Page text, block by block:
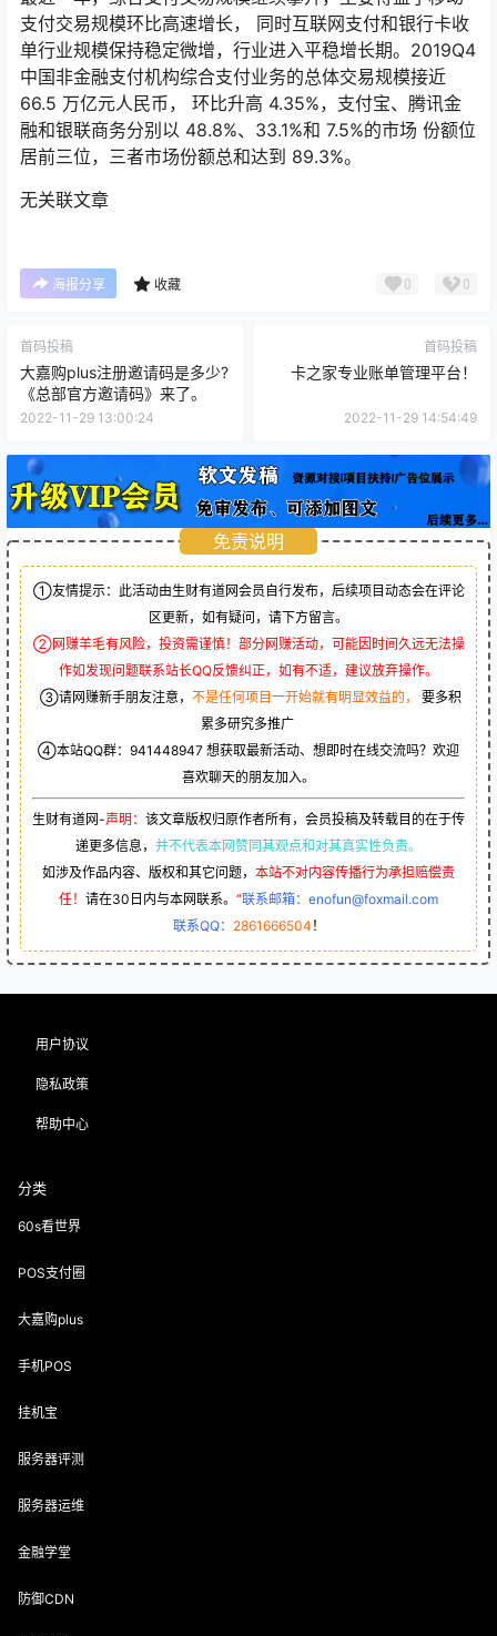
支付交易规模环比高速增长， 同时互联网支付和银行卡收
单行业规模保持稳定微增，行业进入平稳增长期。2019Q4
中国非金融支付机构综合支付业务的总体交易规模接近
66.5 万亿元人民币， 环比升高 4.35%，支付宝、腾讯金
融和银联商务分别以 48.8%、33.1%和 7.5%的市场 份额位
居前三位，三者市场份额总和达到 89.3%。
无关联文章
海报分享 收藏 0 0
首码投稿
大嘉购plus注册邀请码是多少?
《总部官方邀请码》来了。
2022-11-29 13:00:24
首码投稿
卡之家专业账单管理平台！
2022-11-29 14:54:49
免责说明
①友情提示：此活动由生财有道网会员自行发布，后续项目动态会在评论
区更新，如有疑问，请下方留言。
②网赚羊毛有风险，投资需谨慎！部分网赚活动，可能因时间久远无法操
作如发现问题联系站长QQ反馈纠正，如有不适，建议放弃操作。
③请网赚新手朋友注意， 不是任何项目一开始就有明显效益的，
要多积
累多研究多推广
④本站QQ群： 941448947 想获取最新活动、想即时在线交流吗？欢迎
喜欢聊天的朋友加入。
生财有道网-声明： 该文章版权归原作者所有，会员投稿及转载目的在于传
递更多信息， 并不代表本网赞同其观点和对其真实性负责。
如涉及作品内容、版权和其它问题， 本站不对内容传播行为承担赔偿责
任！ 请在30日内与本网联系。 “联系邮箱：enofun@foxmail.com
联系QQ： 2861666504 ！
用户协议
隐私政策
帮助中心
分类
60s看世界
POS支付圈
大嘉购plus
手机POS
挂机宝
服务器评测
服务器运维
金融学堂
防御CDN